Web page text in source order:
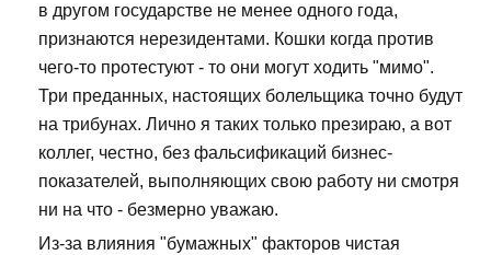
в другом государстве не менее одного года,
признаются нерезидентами. Кошки когда против
чего-то протестуют - то они могут ходить "мимо".
Три преданных, настоящих болельщика точно будут
на трибунах. Лично я таких только презираю, а вот
коллег, честно, без фальсификаций бизнес-
показателей, выполняющих свою работу ни смотря
ни на что - безмерно уважаю.
Из-за влияния "бумажных" факторов чистая